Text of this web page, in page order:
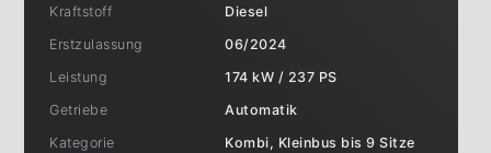
Kraftstoff
Diesel
Erstzulassung
06/2024
Leistung
174 kW / 237 PS
Getriebe
Automatik
Kategorie
Kombi, Kleinbus bis 9 Sitze